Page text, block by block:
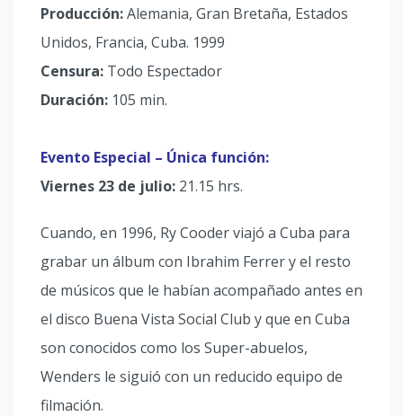
Producción:Alemania, Gran Bretaña, Estados
Unidos, Francia, Cuba. 1999
Censura: Todo Espectador
Duración: 105 min.
Evento Especial – Única función:
Viernes 23 de julio: 21.15 hrs.
Cuando, en 1996, Ry Cooder viajó a Cuba para
grabar un álbum con Ibrahim Ferrer y el resto
de músicos que le habían acompañado antes en
el disco Buena Vista Social Club y que en Cuba
son conocidos como los Super-abuelos,
Wenders le siguió con un reducido equipo de
filmación.